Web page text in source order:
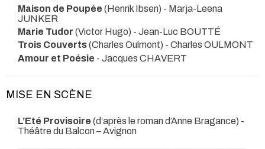
Maison de Poupée (Henrik Ibsen) - Marja-Leena
JUNKER
Marie Tudor (Victor Hugo) - Jean-Luc BOUTTÉ
Trois Couverts(Charles Oulmont) - Charles OULMONT
Amour et Poésie - Jacques CHAVERT
MISE EN SCÈNE
L’Eté Provisoire (d’après le roman d’Anne Bragance) -
Théâtre du Balcon – Avignon